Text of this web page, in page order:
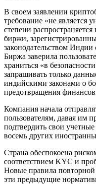
В своем заявлении
требование «не является
степени
биржи,
законодательством
Биржа заверила
храниться «в
запрашивать только
индийскими законами о
предотвращения
Компания начала
пользователям, давая им
подтвердить свои
восемь других
Страна обеспокоена
соответствием KYC и
Новые правила
эти предыдущие